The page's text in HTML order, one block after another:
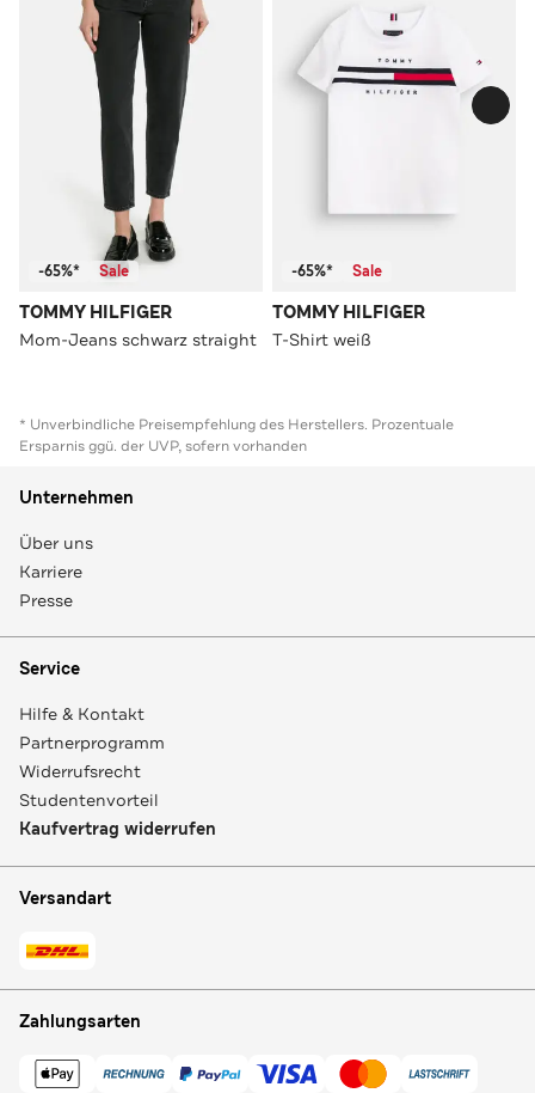
-65%* Sale
TOMMY HILFIGER
Mom-Jeans schwarz straight
-65%* Sale
TOMMY HILFIGER
T-Shirt weiß
* Unverbindliche Preisempfehlung des Herstellers. Prozentuale
Ersparnis ggü. der UVP, sofern vorhanden
Unternehmen
Über uns
Karriere
Presse
Service
Hilfe & Kontakt
Partnerprogramm
Widerrufsrecht
Studentenvorteil
Kaufvertrag widerrufen
Versandart
Zahlungsarten